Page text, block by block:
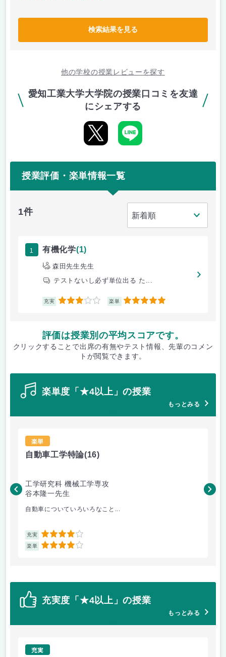
検索結果を見る
他の学校の授業レビューを探す
愛知工業大学大学院の授業口コミを友達
にシェアする
授業評価・楽単情報一覧
1件
1 有機化学(1)
森田先生先生
テストないし必ず単位出る た...
充実 3 楽単 5
評価は授業別の平均スコアです。
クリックすることで出席の有無やテスト情報、先輩のコメン
トが閲覧できます。
楽単度「★4以上」の授業
もっとみる
楽単
自動車工学特論(16)
工学研究科 機械工学専攻
谷本隆一先生
自動車についていろいろなこと...
充実 4
楽単 4
松
充実度「★4以上」の授業
もっとみる
充実